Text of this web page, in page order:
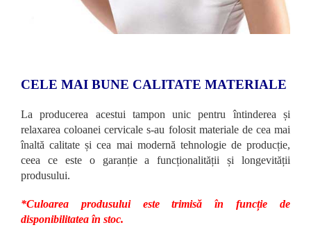
CELE MAI BUNE CALITATE MATERIALE
La producerea acestui tampon unic pentru întinderea și
relaxarea coloanei cervicale s-au folosit materiale de cea mai
înaltă calitate și cea mai modernă tehnologie de producție,
ceea ce este o garanție a funcționalității și longevității
produsului.
*Culoarea produsului este trimisă în funcție de
disponibilitatea în stoc.